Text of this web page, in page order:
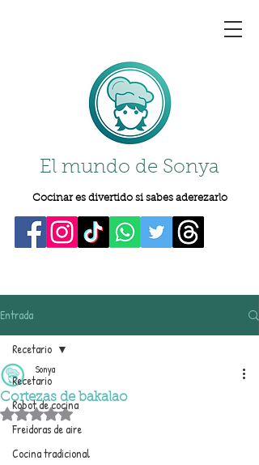
El mundo de Sonya
Cocinar es divertido si sabes aderezarlo
Entrada
Recetario
Robot de cocina
Freidoras de aire
Cocina tradicional
Recetario
Cortezas de bakalao
Sonya
Obtuvo NaN de 5 estrellas.